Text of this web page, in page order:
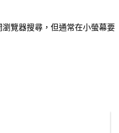
覽器搜尋，但通常在小螢幕要